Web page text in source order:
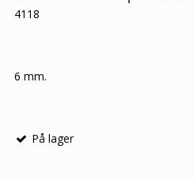
4118
6 mm.
På lager